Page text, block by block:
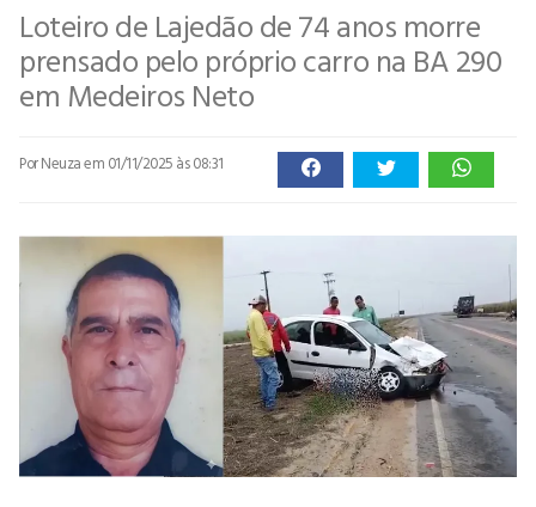
Loteiro de Lajedão de 74 anos morre
prensado pelo próprio carro na BA 290
em Medeiros Neto
Por Neuzaem 01/11/2025 às 08:31